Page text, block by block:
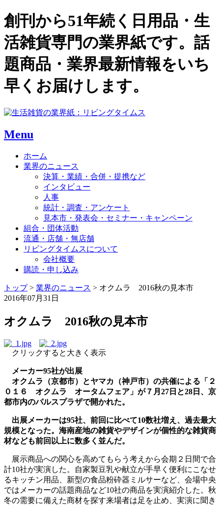
創刊から51年続く日用品・生
活雑貨専門の業界紙です。話
題商品・業界最新情報をいち
早くお届けします。
Menu
ホーム
業界のニュース
決算・業績・合併・提携など
インタビュー
人事
統計・調査・アンケート
見本市・発表会・セミナー・キャンペーン
組合・団体活動
流通・店舗・無店舗
リビングタイムスについて
会社概要
購読・申し込み
トップ> 業界のニュース > オクムラ 2016秋の見本市
2016年07月31日
オクムラ 2016秋の見本市
クリックすると大きく表示
メーカー95社が出展
オクムラ（京都市）とヤマカ（神戸市）の共催による「２
０１６ オクムラ オータムフェア」が７月27日と28日、京
都市内のパルスプラザで開かれた。
出展メーカーは95社、前回に比べて10数社増え、過去最大
規模となった。海南産地の雑貨やデザインが個性的な雑貨商
材なども前回以上に数多く並んだ。
展示商品への関心を高めてもらう考えから会期２日間で合
計10社が実演した。自家製豆乳や献立が手早く便利にこなせ
るキッチン用品、新型の食品粉砕器ミルサーなど、会場中央
ではメーカーの話題商品など10社の商品を実演紹介した。秋
冬の需要に備えた商材を探す来場者は足を止め、実演に聞き